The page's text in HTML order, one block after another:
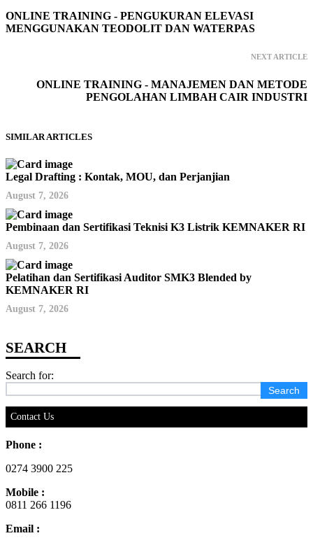
ONLINE TRAINING - PENGUKURAN ELEVASI
MENGGUNAKAN TEODOLIT DAN WATERPAS
NEXT ARTICLE
ONLINE TRAINING - MANAJEMEN DAN METODE
PENGOLAHAN LIMBAH CAIR INDUSTRI
SIMILAR ARTICLES
Legal Drafting : Kontak, MOU, dan Perjanjian
August 7, 2026
Pembinaan dan Sertifikasi Teknisi K3 Listrik KEMNAKER RI
August 7, 2026
Pelatihan dan Sertifikasi Auditor SMK3 Blended by
KEMNAKER RI
August 7, 2026
Search for:
Contact Us
Phone :
0274 3900 225
Mobile :
0811 266 1196
Email :